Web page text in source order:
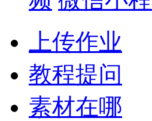
上传作业
教程提问
素材在哪